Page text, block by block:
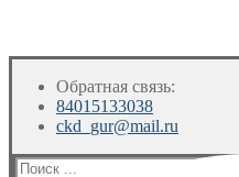
Обратная связь:
84015133038
ckd_gur@mail.ru
Искать: